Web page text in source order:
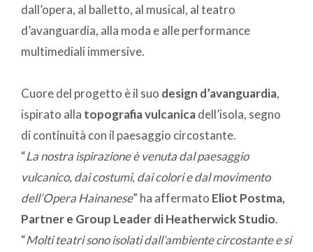
dall’opera, al balletto, al musical, al teatro
d’avanguardia, alla moda e alle performance
multimediali immersive.
Cuore del progetto è il suo design d’avanguardia,
ispirato alla topografia vulcanicadell’isola, segno
di continuità con il paesaggio circostante.
“La nostra ispirazione è venuta dal paesaggio
vulcanico, dai costumi, dai colori e dal movimento
dell’Opera Hainanese” ha affermato Eliot Postma,
Partner e Group Leader di Heatherwick Studio.
“Molti teatri sono isolati dall’ambiente circostante e si